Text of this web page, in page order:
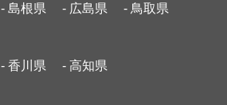
- 島根県 - 広島県 - 鳥取県
- 香川県 - 高知県